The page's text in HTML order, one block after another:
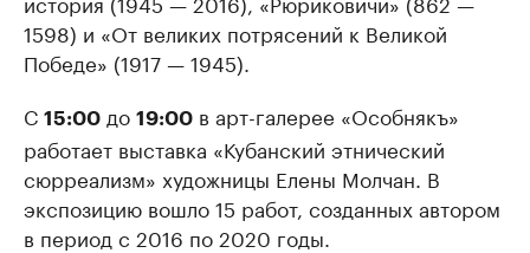
1598) и «От великих потрясений к Великой
Победе» (1917 — 1945).
С 15:00 до 19:00 в арт-галерее «Особнякъ»
работает выставка «Кубанский этнический
сюрреализм» художницы Елены Молчан. В
экспозицию вошло 15 работ, созданных автором
в период с 2016 по 2020 годы.